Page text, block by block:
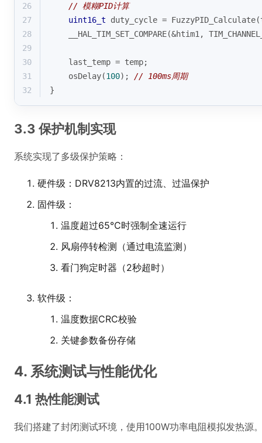
26
// 模糊PID计算
27
uint16_t duty_cycle =
28
__HAL_TIM_SET_COMPARE(&htim1,
29
30
    last_temp = temp;
31
    osDelay(
100); // 100ms周期
32
}
3.3 保护机制实现
系统实现了多级保护策略：
硬件级：DRV8213内置的过流、过温保护
固件级：
温度超过65℃时强制全速运行
风扇停转检测（通过电流监测）
看门狗定时器（2秒超时）
软件级：
温度数据CRC校验
关键参数备份存储
4. 系统测试与性能优化
4.1 热性能测试
我们搭建了封闭测试环境，使用100W功率电阻模拟发热源